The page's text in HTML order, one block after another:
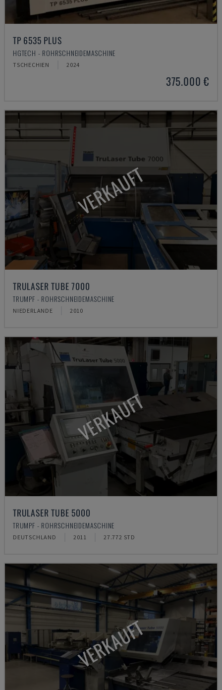
TP 6535 PLUS
HGTECH - ROHRSCHNEIDEMASCHINE
TSCHECHIEN 2024
375.000 €
VERKAUFT
TRULASER TUBE 7000
TRUMPF - ROHRSCHNEIDEMASCHINE
NIEDERLANDE 2010
VERKAUFT
TRULASER TUBE 5000
TRUMPF - ROHRSCHNEIDEMASCHINE
DEUTSCHLAND 2011 27.772 STD
VERKAUFT